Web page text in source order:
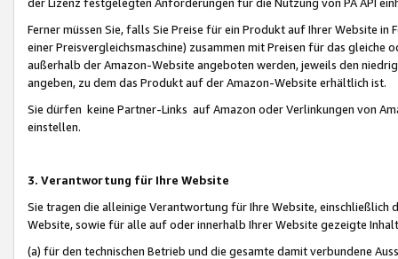
Ferner müssen Sie, falls Sie Preise für ein Produkt auf Ihrer Website
einer Preisvergleichsmaschine) zusammen mit Preisen für das
außerhalb der Amazon-Website angeboten werden, jeweils den
angeben, zu dem das Produkt auf der Amazon-Website erhältlich ist.
Sie dürfen keine Partner-Links auf Amazon oder Verlinkungen von
einstellen.
3. Verantwortung für Ihre Website
Sie tragen die alleinige Verantwortung für Ihre Website,
Website, sowie für alle auf oder innerhalb Ihrer Website gezeigte
(a) für den technischen Betrieb und die gesamte damit verbundene